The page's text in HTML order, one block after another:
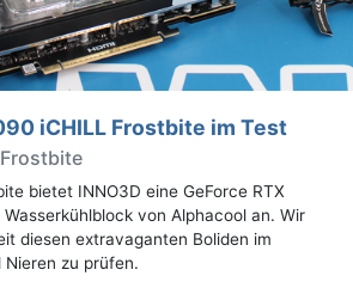
iCHILL Frostbite im Test
bietet INNO3D eine GeForce RTX
von Alphacool an. Wir
diesen extravaganten Boliden im
zu prüfen.